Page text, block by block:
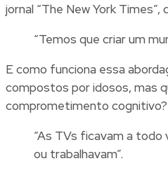
jornal “The New York Times”,
“Temos que criar um
E como funciona essa
compostos por idosos, mas
comprometimento
“As TVs ficavam a todo
ou trabalhavam”.